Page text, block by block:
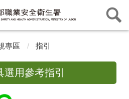
專區 指引
選用參考指引